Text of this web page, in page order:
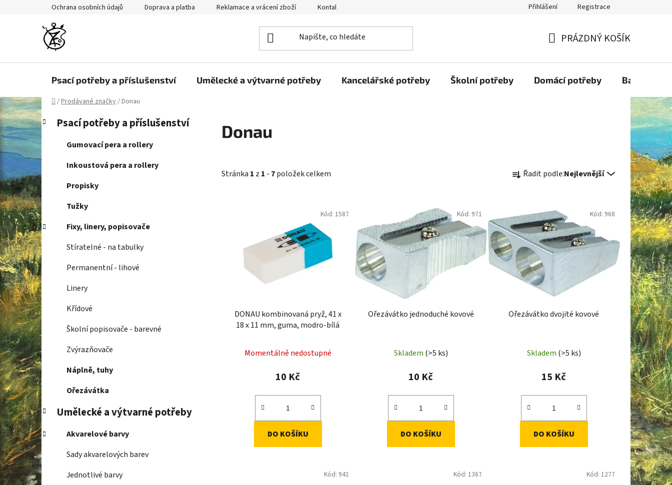
Ochrana osobních údajů Doprava a platba Reklamace a vrácení zboží Kontakty Přihlášení Registrace
KOŠÍK
PRÁZDNÝ KOŠÍK
Psací potřeby a příslušenství Umělecké a výtvarné potřeby Kancelářské potřeby Školní potřeby Domácí potřeby Balící
Domů
/Prodávané značky/Donau
P
o
s
t
r
a
n
n
í
p
a
n
e
l
Přeskočit
kategorie
K
a
t
e
g
o
r
i
e
Psací potřeby a příslušenství
Gumovací pera a rollery
Inkoustová pera a rollery
Propisky
Tužky
Fixy, linery, popisovače
Stíratelné - na tabulky
Permanentní - lihové
Linery
Křídové
Školní popisovače - barevné
Zvýrazňovače
Náplně, tuhy
Ořezávátka
Umělecké a výtvarné potřeby
Akvarelové barvy
Sady akvarelových barev
Jednotlivé barvy
Donau
Stránka 1 z 1 - 7položek celkem
a
n
í
p
r
o
d
k
Řadit podle:Nejlevnější
DONAU kombinovaná pryž, 41 x
18 x 11 mm, guma, modro-bílá
Momentálně nedostupné
10 Kč
DO KOŠÍKU
Kód: 1587
Ořezávátko jednoduché kovové
Skladem (>5 ks)
10 Kč
DO KOŠÍKU
Kód: 971
Ořezávátko dvojité kovové
Skladem (>5 ks)
15 Kč
DO KOŠÍKU
Kód: 968
Kód: 941 Kód: 1367 Kód: 1277